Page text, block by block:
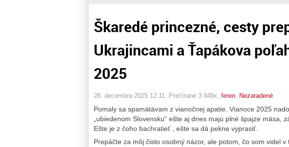
Škaredé princezné, cesty
Ukrajincami a Ťapákova
2025
28. decembra 2025 12:11 , Prečítané 3 949x, feren Nezaradené
Pomaly sa spamätávam z vianočnej apatie. Vianoce 2025
„ubiedenom Slovensku“ ešte aj dnes majú plné špajze mäsa,
Ešte je z čoho bachratieť , ešte sa dá pekne vyprasiť.
Prepáčte za môj čisto osobný názor, ale potom, čo som videl